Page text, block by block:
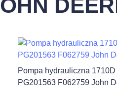
Pompa hydrauliczna
PG201563 F062759 John